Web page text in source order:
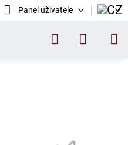
Panel uživatele